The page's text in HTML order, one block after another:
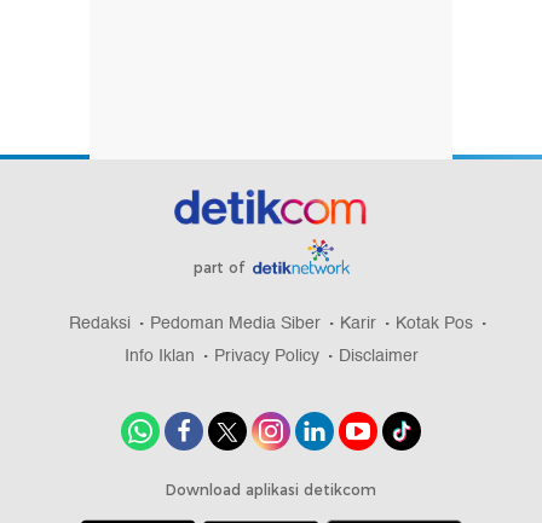
part of
Redaksi Pedoman Media Siber Karir
Kotak Pos
Info Iklan
Privacy Policy Disclaimer
Download aplikasi detikcom